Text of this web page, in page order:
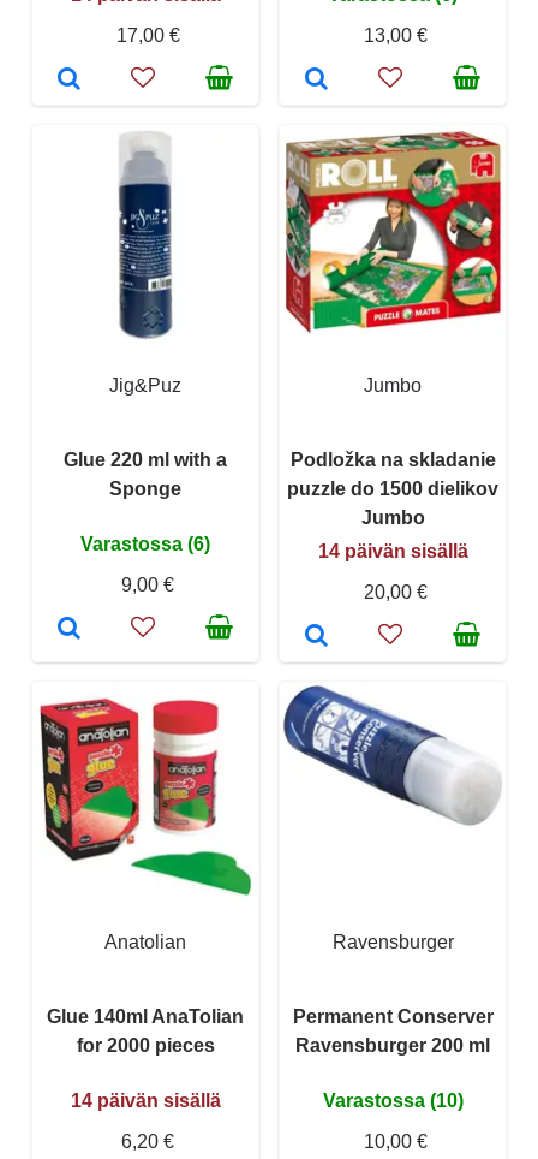
17,00 €
13,00 €
Jig&Puz
Glue 220 ml with a
Sponge
Varastossa (6)
9,00 €
Jumbo
Podložka na skladanie
puzzle do 1500 dielikov
Jumbo
14 päivän sisällä
20,00 €
Anatolian
Glue 140ml AnaTolian
for 2000 pieces
14 päivän sisällä
6,20 €
Ravensburger
Permanent Conserver
Ravensburger 200 ml
Varastossa (10)
10,00 €